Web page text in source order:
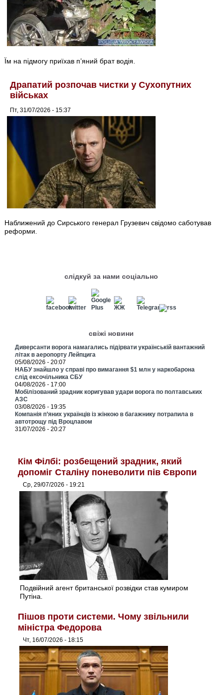
Їм на підмогу приїхав п’яний брат водія.
Драпатий розпочав чистки у Сухопутних
військах
Пт, 31/07/2026 - 15:37
Наближений до Сирського генерал Грузевич свідомо саботував
реформи.
слідкуй за нами соціально
свіжі новини
Диверсанти ворога намагались підірвати українській вантажний
літак в аеропорту Лейпцига
05/08/2026 - 20:07
НАБУ знайшло у справі про вимагання $1 млн у наркобарона
слід ексочільника СБУ
04/08/2026 - 17:00
Мобілізований зрадник коригував удари ворога по полтавських
АЗС
03/08/2026 - 19:35
Компанія п’яних українців із жінкою в багажнику потрапила в
автотрощу під Вроцлавом
31/07/2026 - 20:27
Кім Філбі: розбещений зрадник, який
допоміг Сталіну поневолити пів Європи
Ср, 29/07/2026 - 19:21
Подвійний агент британської розвідки став кумиром
Путіна.
Пішов проти системи. Чому звільнили
міністра Федорова
Чт, 16/07/2026 - 18:15